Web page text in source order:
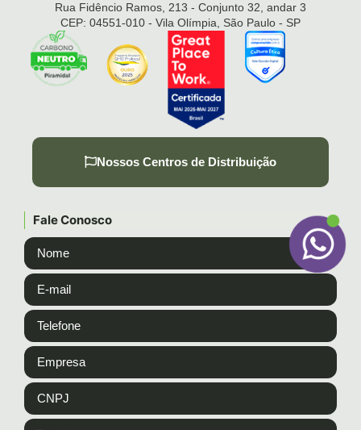
Rua Fidêncio Ramos, 213 - Conjunto 32, andar 3
CEP: 04551-010 - Vila Olímpia, São Paulo - SP
Nossos Centros de Distribuição
Fale Conosco